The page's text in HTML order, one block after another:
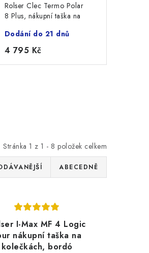
Rolser Clec Termo Polar
8 Plus, nákupní taška na
Dodání do 21 dnů
4 795 Kč
Stránka 1 z 1 - 8 položek celkem
ABECEDNĚ
I-Max MF 4 Logic
nákupní taška na
kolečkách, bordó